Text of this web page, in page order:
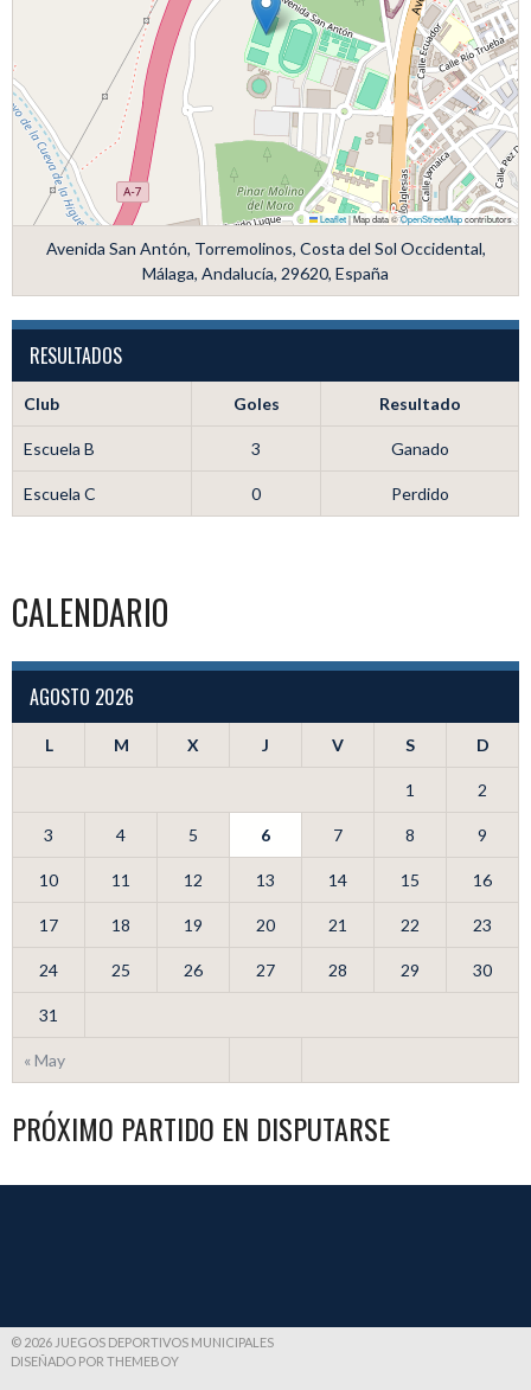
Leaflet|Map data ©OpenStreetMapcontributors
Avenida San Antón, Torremolinos, Costa del Sol Occidental,
Málaga, Andalucía, 29620, España
RESULTADOS
Club Goles Resultado
Escuela B 3 Ganado
Escuela C 0 Perdido
CALENDARIO
AGOSTO 2026
L M X J V S D
« May
1 2
3 4 5 6 7 8 9
10 11 12 13 14 15 16
17 18 19 20 21 22 23
24 25 26 27 28 29 30
31
PRÓXIMO PARTIDO EN DISPUTARSE
© 2026 JUEGOS DEPORTIVOS MUNICIPALES
DISEÑADO POR THEMEBOY